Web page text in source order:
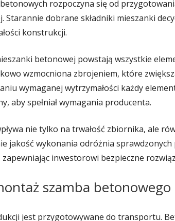
rozpoczyna się od
Starannie dobrane składniki mieszanki
konstrukcji.
betonowej powstają wszystkie
wzmocniona zbrojeniem, które
wymaganej wytrzymałości każdy
aby spełniał wymagania producenta.
nie tylko na trwałość zbiornika, ale
jakość wykonania odróżnia
inwestorowi bezpieczne
szamba betonowego
jest przygotowywane do transportu.